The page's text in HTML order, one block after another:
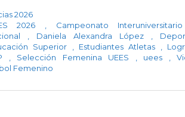
2026
2026
Campeonato
Daniela Alexandra López
Superior Estudiantes Atletas
Selección Femenina UEES uees
Femenino